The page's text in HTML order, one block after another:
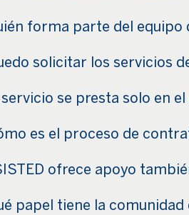
forma parte del equipo
solicitar los servicios
servicio se presta solo en
es el proceso de
ofrece apoyo
papel tiene la comunidad